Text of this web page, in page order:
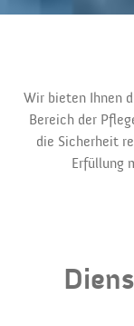
Wir bieten Ihnen
Bereich der
die Sicherheit
Erfüllung